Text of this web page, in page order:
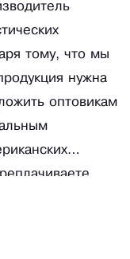
тому, что мы
нужна
оптовикам
рассмотреть